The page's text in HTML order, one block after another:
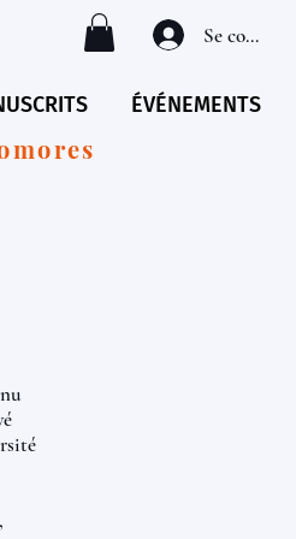
Se connecter
ÉVÉNEMENTS